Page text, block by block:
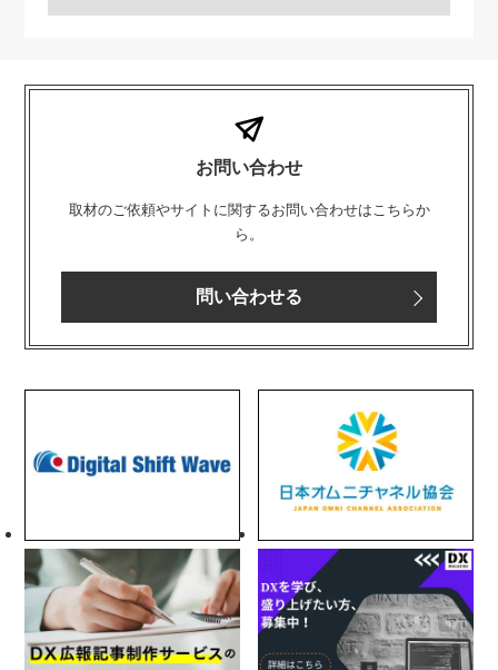
お問い合わせ
取材のご依頼やサイトに関するお問い合わせはこちらか
ら。
問い合わせる